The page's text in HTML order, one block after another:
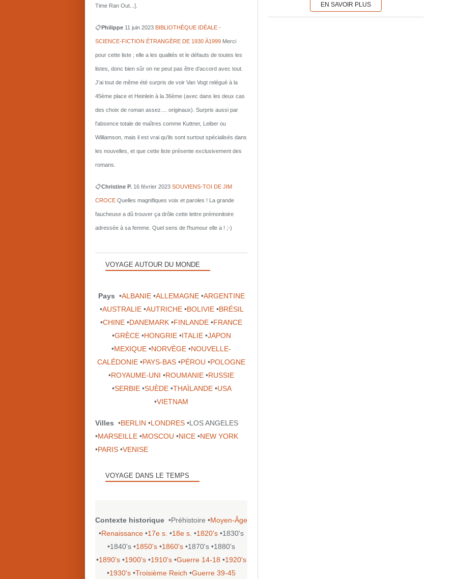
EN SAVOIR PLUS
Time Ran Out...].
📋Philippe 11 juin 2023 BIBLIOTHÈQUE IDÉALE -
SCIENCE-FICTION ÉTRANGÈRE DE 1930 À1999 Merci
pour cette liste ; elle a les qualités et le défauts de toutes les
listes, donc bien sûr on ne peut pas être d'accord avec tout.
J'ai tout de même été surpris de voir Van Vogt relégué à la
45ème place et Heinlein à la 36ème (avec dans les deux cas
des choix de roman assez.... originaux). Surpris aussi par
l'absence totale de maîtres comme Kuttner, Leiber ou
Williamson, mais il est vrai qu'ils sont surtout spécialisés dans
les nouvelles, et que cette liste présente exclusivement des
romans.
📋Christine P. 16 février 2023 SOUVIENS-TOI DE JIM
CROCE Quelles magnifiques voix et paroles ! La grande
faucheuse a dû trouver ça drôle cette lettre prémonitoire
adressée à sa femme. Quel sens de l'humour elle a ! ;-)
VOYAGE AUTOUR DU MONDE
Pays •ALBANIE•ALLEMAGNE•ARGENTINE
•AUSTRALIE•AUTRICHE•BOLIVIE•BRÉSIL
•CHINE •DANEMARK •FINLANDE •FRANCE
•GRÈCE•HONGRIE•ITALIE•JAPON
•MEXIQUE •NORVÈGE •NOUVELLE-
CALÉDONIE •PAYS-BAS •PÉROU •POLOGNE
•ROYAUME-UNI •ROUMANIE •RUSSIE
•SERBIE•SUÈDE•THAÏLANDE•USA
•VIETNAM
Villes •BERLIN •LONDRES •LOS ANGELES
•MARSEILLE •MOSCOU •NICE •NEW YORK
•PARIS •VENISE
VOYAGE DANS LE TEMPS
Contexte historique •Préhistoire •Moyen-Âge
•Renaissance •17e s. •18e s. •1820's •1830's
•1840's •1850's •1860's •1870's •1880's
•1890's •1900's •1910's •Guerre 14-18 •1920's
•1930's •Troisième Reich •Guerre 39-45